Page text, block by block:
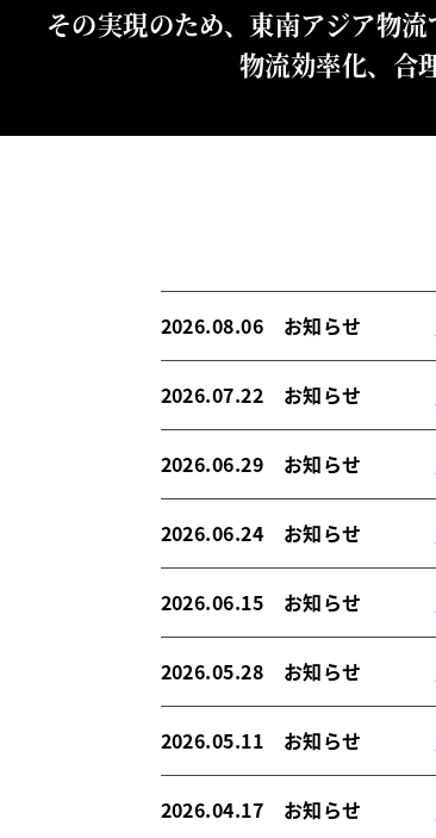
その実現のため、東南アジア物
物流効率化、合
2026.08.06 お知らせ
2026.07.22 お知らせ
2026.06.29 お知らせ
2026.06.24 お知らせ
2026.06.15 お知らせ
2026.05.28 お知らせ
2026.05.11 お知らせ
2026.04.17 お知らせ